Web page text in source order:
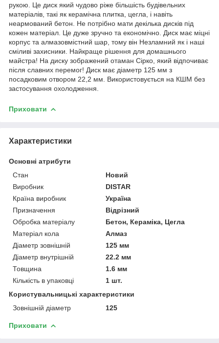
рукою. Це диск який чудово ріже більшість будівельних
матеріалів, такі як керамічна плитка, цегла, і навіть
неармований бетон. Не потрібно мати декілька дисків під
кожен матеріал. Це дуже зручно та економічно. Диск має міцні
корпус та алмазовмістний шар, тому він Незламний як і наші
сміливі захисники. Найкраще рішення для домашнього
майстра! На диску зображений отаман Сірко, який відпочиває
після славних перемог! Диск має діаметр 125 мм з
посадковим отвором 22,2 мм. Використовується на КШМ без
застосування охолодження.
Приховати
Характеристики
Основні атрибути
Стан
Новий
Виробник
DISTAR
Країна виробник
Україна
Призначення
Відрізний
Обробка матеріалу
Бетон, Кераміка, Цегла
Матеріал кола
Алмаз
Діаметр зовнішній
125 мм
Діаметр внутрішній
22.2 мм
Товщина
1.6 мм
Кількість в упаковці
1 шт.
Користувальницькі характеристики
Зовнішній діаметр
125
Приховати